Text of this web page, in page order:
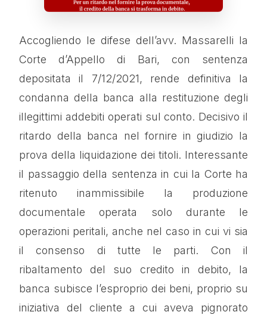
Accogliendo le difese dell’avv. Massarelli la
Corte d’Appello di Bari, con sentenza
depositata il 7/12/2021, rende definitiva la
condanna della banca alla restituzione degli
illegittimi addebiti operati sul conto. Decisivo il
ritardo della banca nel fornire in giudizio la
prova della liquidazione dei titoli. Interessante
il passaggio della sentenza in cui la Corte ha
ritenuto inammissibile la produzione
documentale operata solo durante le
operazioni peritali, anche nel caso in cui vi sia
il consenso di tutte le parti. Con il
ribaltamento del suo credito in debito, la
banca subisce l’esproprio dei beni, proprio su
iniziativa del cliente a cui aveva pignorato